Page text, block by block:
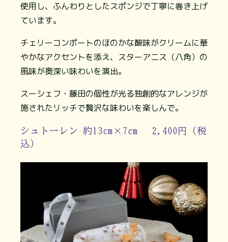
使用し、ふんわりとしたスポンジで丁寧に巻き上げ
ています。
チェリーコンポートのほのかな酸味がクリームに華
やかなアクセントを添え、スターアニス（八角）の
風味が奥深い味わいを演出。
スーシェフ・藤田の個性が光る独創的なアレンジが
施されたリッチで贅沢な味わいを楽しんで。
シュトーレン 約13cm×7cm 2,400円（税
込）